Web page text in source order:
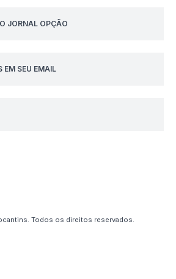
JORNAL OPÇÃO
EM SEU EMAIL
Todos os direitos reservados.